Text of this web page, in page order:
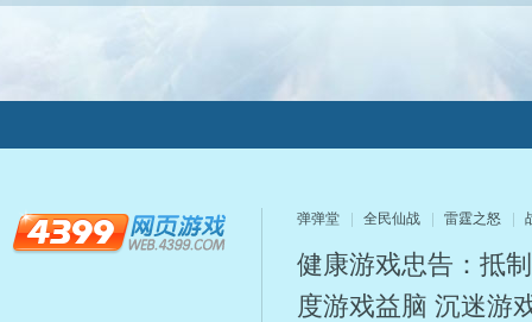
弹弹堂 全民仙战 雷霆之怒
健康游戏忠告：抵
度游戏益脑 沉迷游